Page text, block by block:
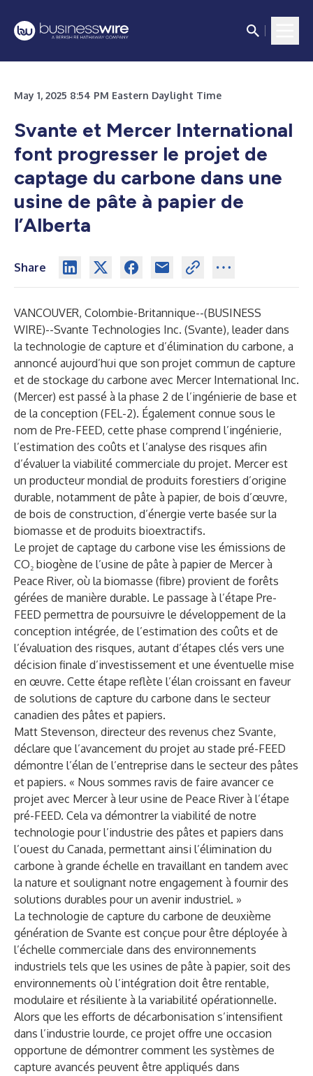
May 1, 2025 8:54 PM Eastern Daylight Time
Svante et Mercer International
font progresser le projet de
captage du carbone dans une
usine de pâte à papier de
l’Alberta
Share
VANCOUVER, Colombie-Britannique--(BUSINESS
WIRE)--Svante Technologies Inc. (Svante), leader dans
la technologie de capture et d’élimination du carbone, a
annoncé aujourd’hui que son projet commun de capture
et de stockage du carbone avec Mercer International Inc.
(Mercer) est passé à la phase 2 de l’ingénierie de base et
de la conception (FEL-2). Également connue sous le
nom de Pre-FEED, cette phase comprend l’ingénierie,
l’estimation des coûts et l’analyse des risques afin
d’évaluer la viabilité commerciale du projet. Mercer est
un producteur mondial de produits forestiers d’origine
durable, notamment de pâte à papier, de bois d’œuvre,
de bois de construction, d’énergie verte basée sur la
biomasse et de produits bioextractifs.
Le projet de captage du carbone vise les émissions de
CO₂ biogène de l’usine de pâte à papier de Mercer à
Peace River, où la biomasse (fibre) provient de forêts
gérées de manière durable. Le passage à l’étape Pre-
FEED permettra de poursuivre le développement de la
conception intégrée, de l’estimation des coûts et de
l’évaluation des risques, autant d’étapes clés vers une
décision finale d’investissement et une éventuelle mise
en œuvre. Cette étape reflète l’élan croissant en faveur
de solutions de capture du carbone dans le secteur
canadien des pâtes et papiers.
Matt Stevenson, directeur des revenus chez Svante,
déclare que l’avancement du projet au stade pré-FEED
démontre l’élan de l’entreprise dans le secteur des pâtes
et papiers. « Nous sommes ravis de faire avancer ce
projet avec Mercer à leur usine de Peace River à l’étape
pré-FEED. Cela va démontrer la viabilité de notre
technologie pour l’industrie des pâtes et papiers dans
l’ouest du Canada, permettant ainsi l’élimination du
carbone à grande échelle en travaillant en tandem avec
la nature et soulignant notre engagement à fournir des
solutions durables pour un avenir industriel. »
La technologie de capture du carbone de deuxième
génération de Svante est conçue pour être déployée à
l’échelle commerciale dans des environnements
industriels tels que les usines de pâte à papier, soit des
environnements où l’intégration doit être rentable,
modulaire et résiliente à la variabilité opérationnelle.
Alors que les efforts de décarbonisation s’intensifient
dans l’industrie lourde, ce projet offre une occasion
opportune de démontrer comment les systèmes de
capture avancés peuvent être appliqués dans